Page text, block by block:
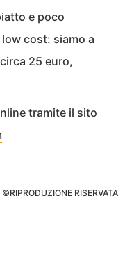
e poco
cost: siamo a
25 euro,
tramite il sito
©RIPRODUZIONE RISERVATA